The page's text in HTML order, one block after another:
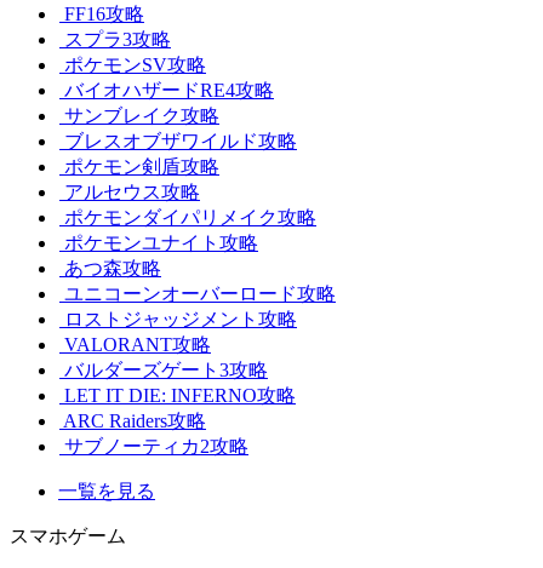
FF16攻略
スプラ3攻略
ポケモンSV攻略
バイオハザードRE4攻略
サンブレイク攻略
ブレスオブザワイルド攻略
ポケモン剣盾攻略
アルセウス攻略
ポケモンダイパリメイク攻略
ポケモンユナイト攻略
あつ森攻略
ユニコーンオーバーロード攻略
ロストジャッジメント攻略
VALORANT攻略
バルダーズゲート3攻略
LET IT DIE: INFERNO攻略
ARC Raiders攻略
サブノーティカ2攻略
一覧を見る
スマホゲーム